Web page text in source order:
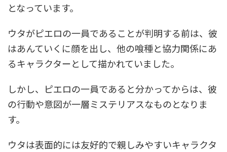
となっています。
ウタがピエロの一員であることが判明する前は、彼
はあんていくに顔を出し、他の喰種と協力関係にあ
るキャラクターとして描かれていました。
しかし、ピエロの一員であると分かってからは、彼
の行動や意図が一層ミステリアスなものとなりま
す。
ウタは表面的には友好的で親しみやすいキャラクタ